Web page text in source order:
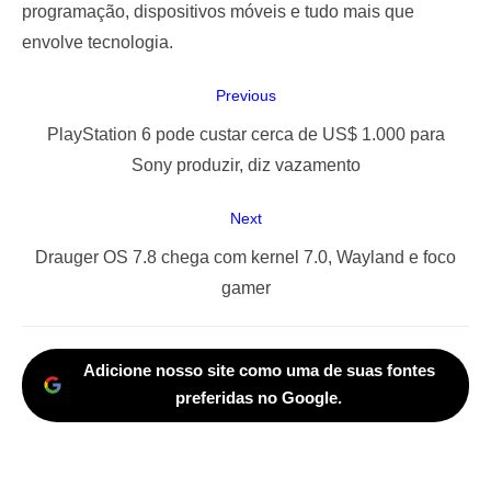
programação, dispositivos móveis e tudo mais que
envolve tecnologia.
de
Previous
Previous
PlayStation 6 pode custar cerca de US$ 1.000 para
Sony produzir, diz vazamento
Next
Next
Drauger OS 7.8 chega com kernel 7.0, Wayland e foco
gamer
Adicione nosso site como uma de suas fontes
preferidas no Google.